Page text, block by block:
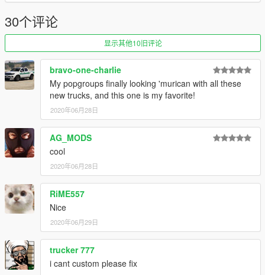
If you enjoy my mods feel free to donate and buy me a beer
over the internet :)
30个评论
显示其他10旧评论
bravo-one-charlie
My popgroups finally looking 'murican with all these
new trucks, and this one is my favorite!
2020年06月28日
AG_MODS
cool
2020年06月28日
RiME557
Nice
2020年06月29日
trucker 777
i cant custom please fix